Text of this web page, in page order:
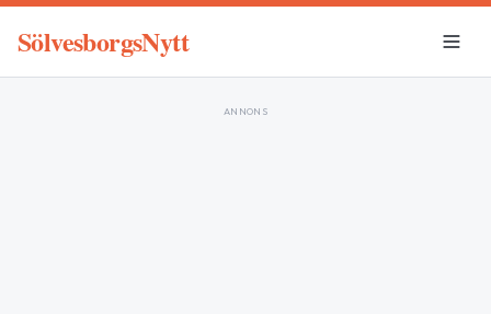
SölvesborgsNytt
ANNONS